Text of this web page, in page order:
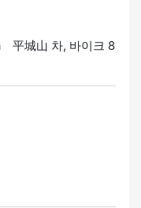
平城山 차, 바이크 8